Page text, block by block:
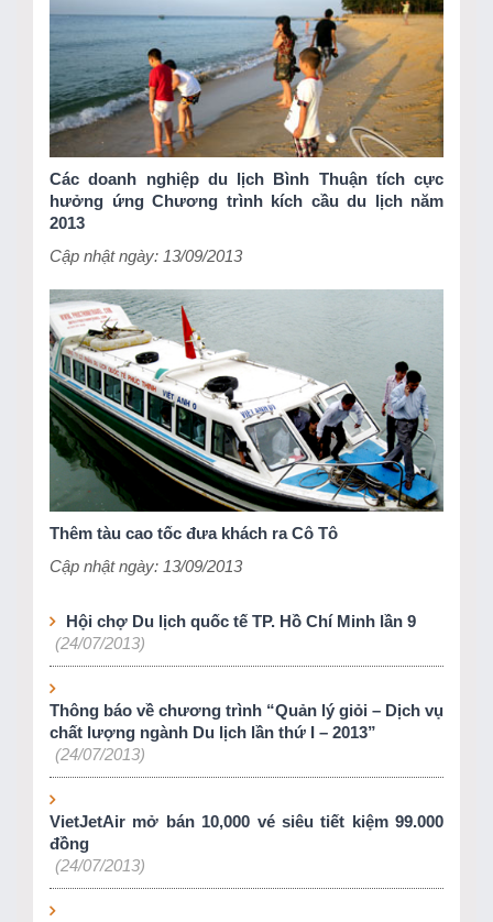
Các doanh nghiệp du lịch Bình Thuận tích cực
hưởng ứng Chương trình kích cầu du lịch năm
2013
Cập nhật ngày: 13/09/2013
Thêm tàu cao tốc đưa khách ra Cô Tô
Cập nhật ngày: 13/09/2013
Hội chợ Du lịch quốc tế TP. Hồ Chí Minh lần 9
(24/07/2013)
Thông báo về chương trình “Quản lý giỏi – Dịch vụ
chất lượng ngành Du lịch lần thứ I – 2013”
(24/07/2013)
VietJetAir mở bán 10,000 vé siêu tiết kiệm 99.000
đồng
(24/07/2013)